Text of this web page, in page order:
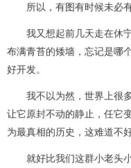
所以，有图有时候未必
我又想起前几天走在休
布满青苔的矮墙，忘记是哪
好开发。
我不以为然，世界上很
让它原封不动的静止，任它
为最真相的历史，这难道不
就好比我们这群小老头